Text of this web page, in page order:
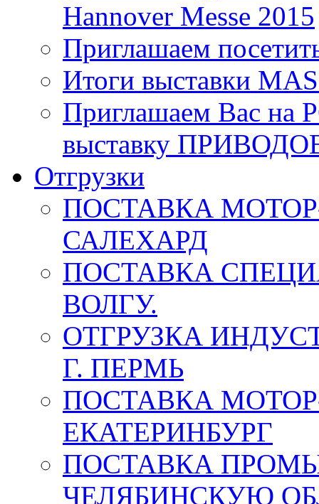
Hannover Messe 2015
Приглашаем
Итоги выставки
Приглашаем Вас на
выставку
Отгрузки
ПОСТАВКА
САЛЕХАРД
ПОСТАВКА
ВОЛГУ.
ОТГРУЗКА
Г. ПЕРМЬ
ПОСТАВКА
ЕКАТЕРИНБУРГ
ПОСТАВКА
ЧЕЛЯБИНСКУЮ